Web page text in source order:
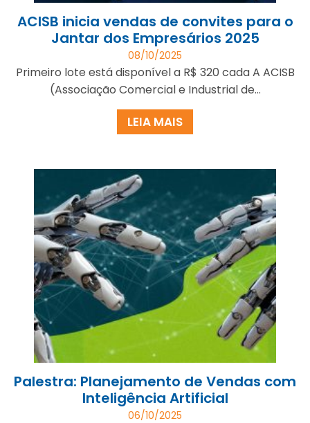
ACISB inicia vendas de convites para o
Jantar dos Empresários 2025
08/10/2025
Primeiro lote está disponível a R$ 320 cada A ACISB
(Associação Comercial e Industrial de...
LEIA MAIS
Palestra: Planejamento de Vendas com
Inteligência Artificial
06/10/2025